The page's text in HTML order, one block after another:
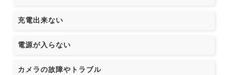
充電出来ない
電源が入らない
カメラの故障やトラブル